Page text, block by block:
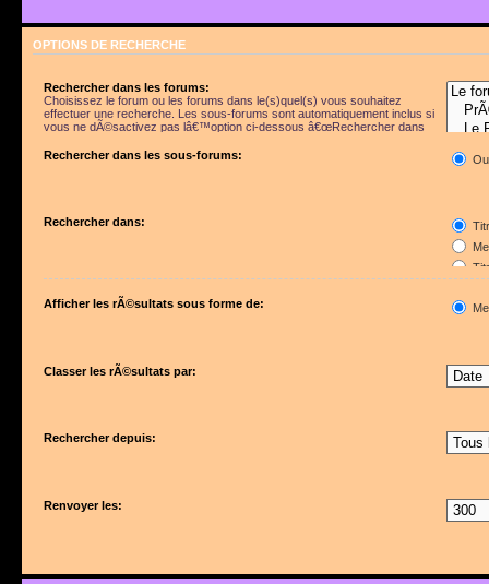
OPTIONS DE RECHERCHE
Rechercher dans les forums:
Choisissez le forum ou les forums dans le(s)quel(s) vous souhaitez
effectuer une recherche. Les sous-forums sont automatiquement inclus si
vous ne dÃ©sactivez pas lâ€™option ci-dessous â€œRechercher dans
Rechercher dans les sous-forums:
Rechercher dans:
Afficher les rÃ©sultats sous forme de:
Classer les rÃ©sultats par:
Rechercher depuis:
Renvoyer les: